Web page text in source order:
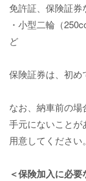
免許証、保険証券
・小型二輪（
ど
保険証券は、初め
なお、納車前の
手元にないことが
用意してください。
＜保険加入に必